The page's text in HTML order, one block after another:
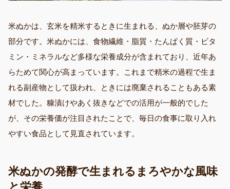
米ぬかは、玄米を精米するときに生まれる、ぬか層や胚芽の
部分です。米ぬかには、食物繊維・脂質・たんぱく質・ビタ
ミン・ミネラルなど多様な栄養成分が含まれており、近年あ
らためて関心が高まっています。これまで精米の過程で生ま
れる副産物として扱われ、ときには廃棄されることもある素
材でした。糠漬けやあく抜きなどでの活用が一般的でした
が、その栄養価が注目されたことで、毎日の食事に取り入れ
やすい食品として見直されています。
米ぬかの発酵で生まれるまろやかな風味